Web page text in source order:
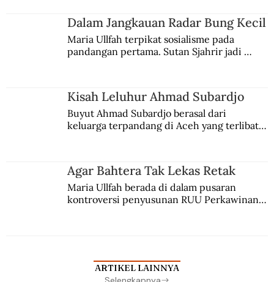
Jules Verne, Multatuli, hingga Sun Yat-sen.
Dalam Jangkauan Radar Bung Kecil
Maria Ullfah terpikat sosialisme pada
pandangan pertama. Sutan Sjahrir jadi
Kisah Leluhur Ahmad Subardjo
Buyut Ahmad Subardjo berasal dari
keluarga terpandang di Aceh yang terlibat
Agar Bahtera Tak Lekas Retak
Maria Ullfah berada di dalam pusaran
kontroversi penyusunan RUU Perkawinan.
ARTIKEL LAINNYA